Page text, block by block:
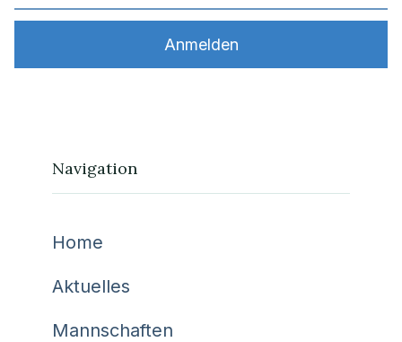
Navigation
Home
Aktuelles
Mannschaften